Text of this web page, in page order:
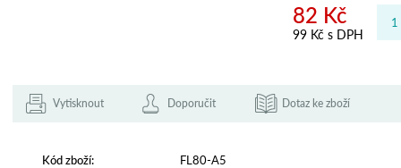
82 Kč
99 Kč s DPH
Vytisknout Doporučit Dotaz ke zboží
Kód zboží:
FL80-A5